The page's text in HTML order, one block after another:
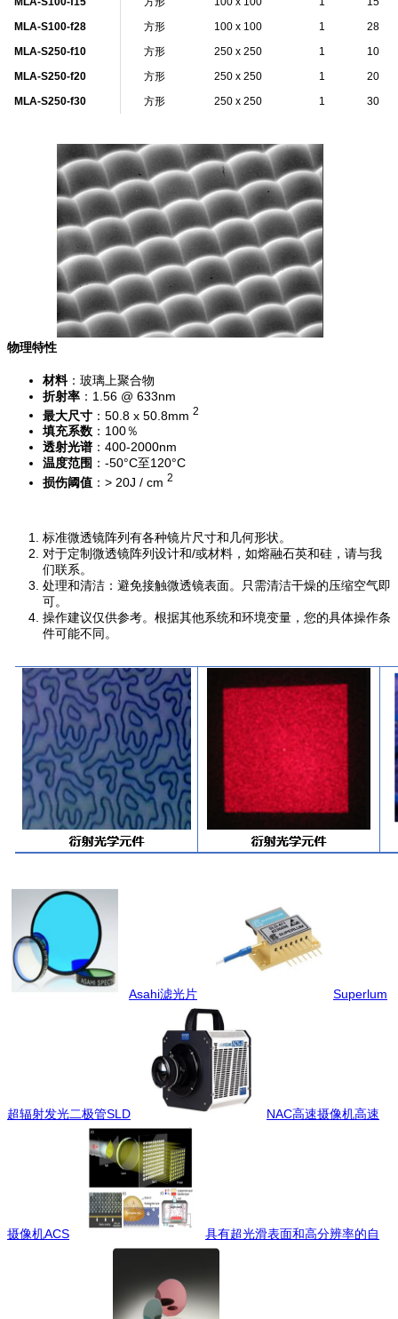
MLA-S100-f28
方形 100 x 100 1
28
MLA-S250-f10
方形 250 x 250 1
10
MLA-S250-f20
方形 250 x 250 1
20
MLA-S250-f30
方形 250 x 250 1 30
物理特性
材料：玻璃上聚合物
折射率 ：1.56 @ 633nm
最大尺寸 ：50.8 x 50.8mm 2
填充系数 ：100％
透射光谱：400-2000nm
温度范围 ：-50°C至120°C
损伤阈值 ：> 20J / cm 2
标准微透镜阵列有各种镜片尺寸和几何形状。
对于定制微透镜阵列设计和/或材料，如熔融石英和硅，请与我
们联系。
处理和清洁：避免接触微透镜表面。只需清洁干燥的压缩空气即
可。
操作建议仅供参考。根据其他系统和环境变量，您的具体操作条
件可能不同。
Asahi滤光片 Superlum
超辐射发光二极管SLD NAC高速摄像机高速
摄像机ACS 具有超光滑表面和高分辨率的自